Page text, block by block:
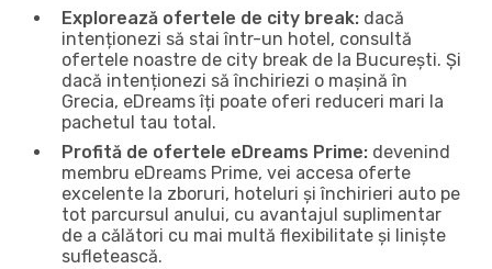
Explorează ofertele de city break: dacă
intenționezi să stai într-un hotel, consultă
ofertele noastre de city break de la București. Și
dacă intenționezi să închiriezi o mașină în
Grecia, eDreams îți poate oferi reduceri mari la
pachetul tau total.
Profită de ofertele eDreams Prime: devenind
membru eDreams Prime, vei accesa oferte
excelente la zboruri, hoteluri și închirieri auto pe
tot parcursul anului, cu avantajul suplimentar
de a călători cu mai multă flexibilitate și liniște
sufletească.